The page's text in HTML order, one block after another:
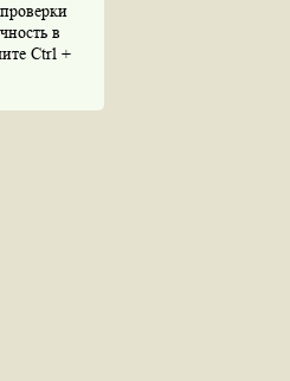
в
Ctrl +